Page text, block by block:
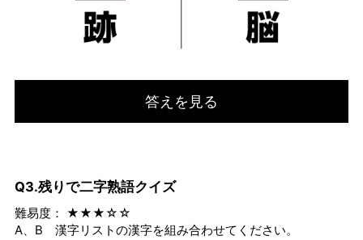
答えを見る
Q3.残りで二字熟語クイズ
難易度： ★★★☆☆
A、B 漢字リストの漢字を組み合わせてください。